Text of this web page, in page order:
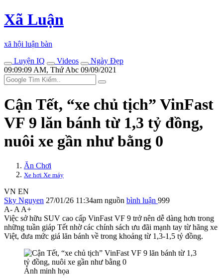
Xã Luận
xã hội luận bàn
Luyện IQ
Videos
Ngày Đẹp
09:09:09 AM, Thứ Abc 09/09/2021
Cận Tết, “xe chủ tịch” VinFast
VF 9 lăn bánh từ 1,3 tỷ đồng,
nuôi xe gần như bằng 0
Ăn Chơi
Xe hơi Xe máy
VN EN
Sky Nguyen 27/01/26 11:34am nguồn bình luận 999
A- A A+
Việc sở hữu SUV cao cấp VinFast VF 9 trở nên dễ dàng hơn trong
những tuần giáp Tết nhờ các chính sách ưu đãi mạnh tay từ hãng xe
Việt, đưa mức giá lăn bánh về trong khoảng từ 1,3-1,5 tỷ đồng.
Ảnh minh họa